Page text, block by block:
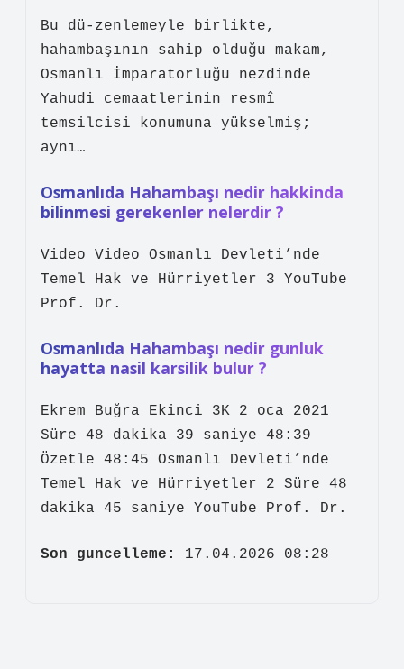
Bu dü-zenlemeyle birlikte,
hahambaşının sahip olduğu makam,
Osmanlı İmparatorluğu nezdinde
Yahudi cemaatlerinin resmî
temsilcisi konumuna yükselmiş;
aynı…
Osmanlıda Hahambaşı nedir hakkinda
bilinmesi gerekenler nelerdir ?
Video Video Osmanlı Devleti’nde
Temel Hak ve Hürriyetler 3 YouTube
Prof. Dr.
Osmanlıda Hahambaşı nedir gunluk
hayatta nasil karsilik bulur ?
Ekrem Buğra Ekinci 3K 2 oca 2021
Süre 48 dakika 39 saniye 48:39
Özetle 48:45 Osmanlı Devleti’nde
Temel Hak ve Hürriyetler 2 Süre 48
dakika 45 saniye YouTube Prof. Dr.
Son guncelleme: 17.04.2026 08:28